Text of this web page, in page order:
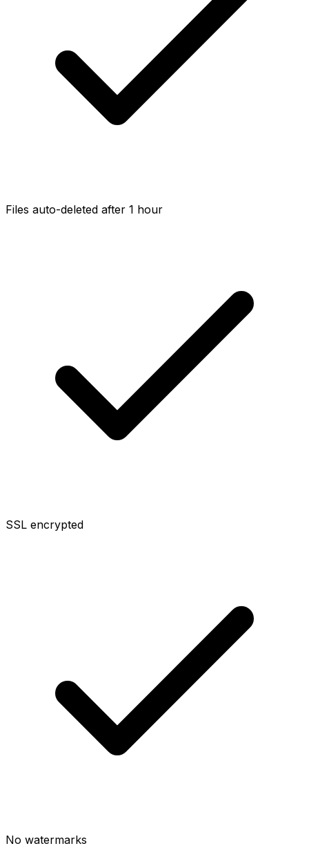
Files auto-deleted after 1 hour
SSL encrypted
No watermarks